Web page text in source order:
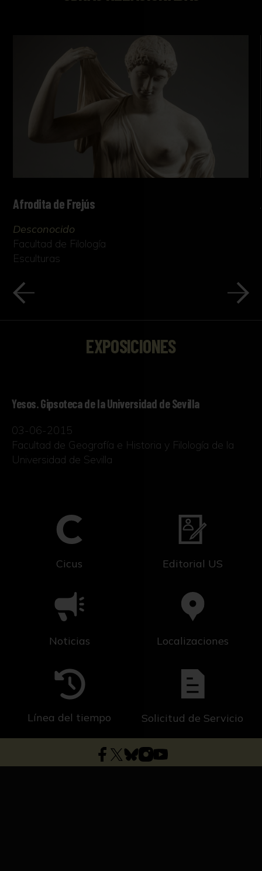
Afrodita de Frejús
Desconocido
Facultad de Filología
Esculturas
EXPOSICIONES
Yesos. Gipsoteca de la Universidad de Sevilla
03-06-2015
Facultad de Geografía e Historia y Filología de la
Universidad de Sevilla
Cicus Editorial US
Noticias Localizaciones
Línea del tiempo Solicitud de Servicio